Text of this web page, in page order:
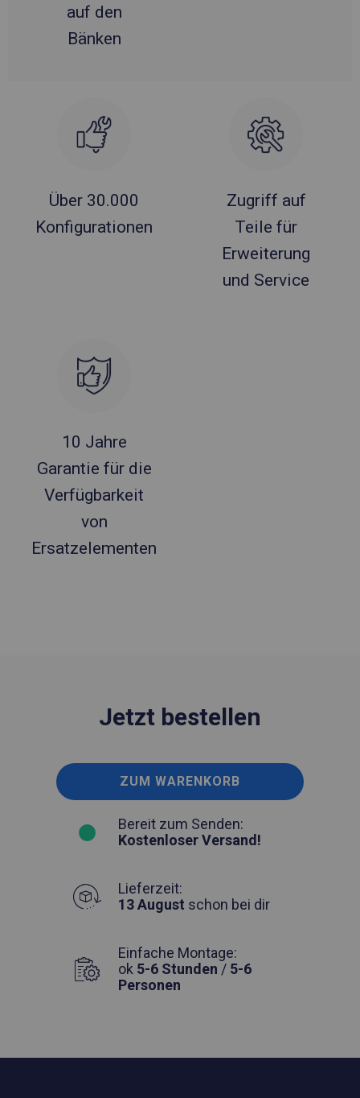
auf den
Bänken
Über 30.000
Konfigurationen
Zugriff auf
Teile für
Erweiterung
und Service
10 Jahre
Garantie für die
Verfügbarkeit
von
Ersatzelementen
Jetzt bestellen
ZUM WARENKORB
Bereit zum Senden:
Kostenloser Versand!
Lieferzeit:
13 August schon bei dir
Einfache Montage:
ok 5-6 Stunden / 5-6
Personen